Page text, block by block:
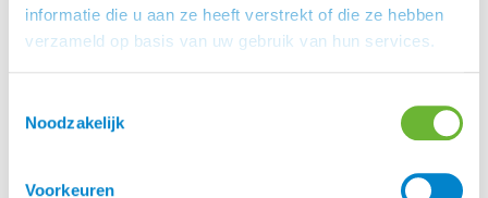
informatie die u aan ze heeft verstrekt of die ze hebben
verzameld op basis van uw gebruik van hun services.
Noodzakelijk
Voorkeuren
Merk